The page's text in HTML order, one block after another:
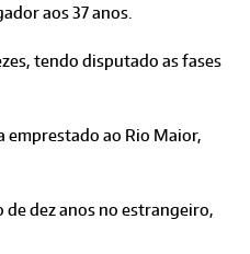
aos 37 anos.
tendo disputado as fases
emprestado ao Rio Maior,
dez anos no estrangeiro,